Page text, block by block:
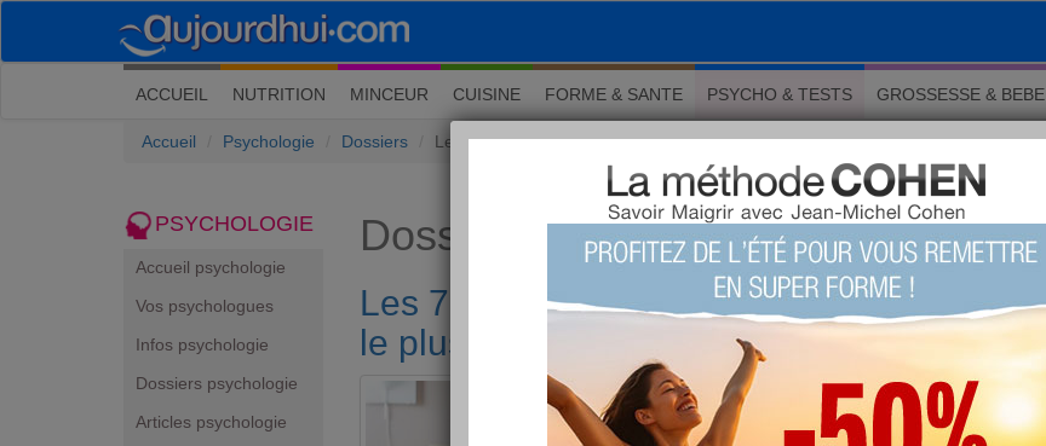
ACCUEIL (current)
NUTRITION MINCEUR CUISINE FORME & SANTE PSYCHO & TESTS GROSSESSE & BEBE
Accueil Psychologie Dossiers Les 7 péchés capitaux: lequel vous tente le plus ?
PSYCHOLOGIE
Accueil psychologie
Vos psychologues
Infos psychologie
Dossiers psychologie
Articles psychologie
Dossiers Psychologie
Les 7 péchés capitaux: lequel vous tente
le plus ?
LU 25814 fois COMMENTÉ 0 fois
TAGS:
,
séduisants
AUTEUR : Florence Stoecklin